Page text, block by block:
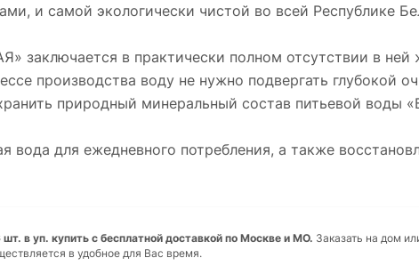
и самой экологически чистой во всей Республике
заключается в практически полном отсутствии в
производства воду не нужно подвергать глубокой
природный минеральный состав питьевой воды
для ежедневного потребления, а также
в уп. купить с бесплатной доставкой по Москве и МО. Заказать на дом
в удобное для Вас время.